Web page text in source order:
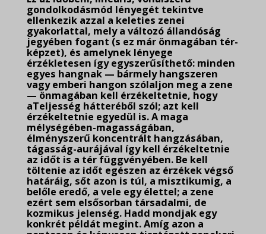
gondolkodásmód lényegét tekintve
ellenkezik azzal a keleties zenei
gyakorlattal, mely a változó állandóság
jegyében fogant (s ez már önmagában tér-
képzet), és amelynek lényege
érzékletesen így egyszerűsíthető: minden
egyes hangnak — bármely hangszeren
vagy emberi hangon szólaljon meg a zene
— önmagában kell érzékeltetnie, hogy
aTeljesség hátteréből szól; azt kell
érzékeltetnie egyedül is. A maga
mélységében-magasságában,
élményszerű koncentrált hangzásában,
tágasság-aurájával így kell érzékeltetnie
az időt is a tér függvényében. Be kell
töltenie az időt egészen az érzékek végső
határáig, sőt azon is túl, a misztikumig, a
belőle eredő, a vele egy élettel; a zene
ezért sem elsősorban társadalmi, de
kozmikus jelenség. Hadd mondjak egy
konkrét példát megint. Amíg azon a